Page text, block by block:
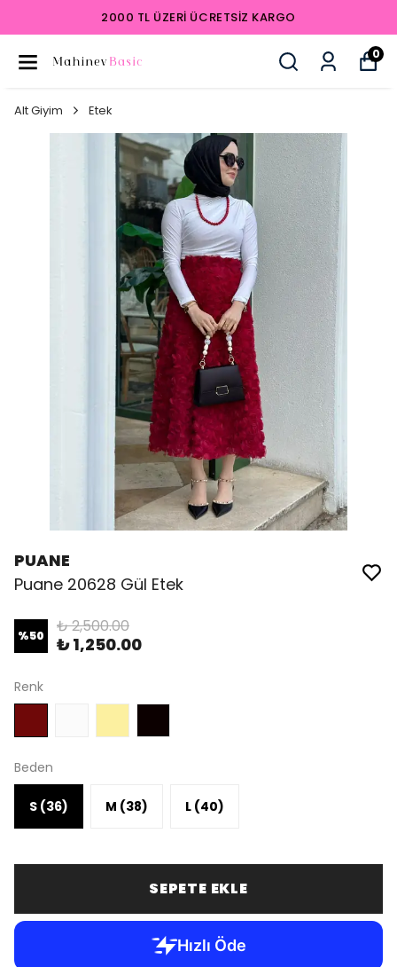
2000 TL ÜZERI ÜCRETSIZ KARGO
0
Alt Giyim Etek
PUANE
Puane 20628 Gül Etek
%50 ₺ 2,500.00
₺ 1,250.00
Renk
Beden
S (36) M (38) L (40)
SEPETE EKLE